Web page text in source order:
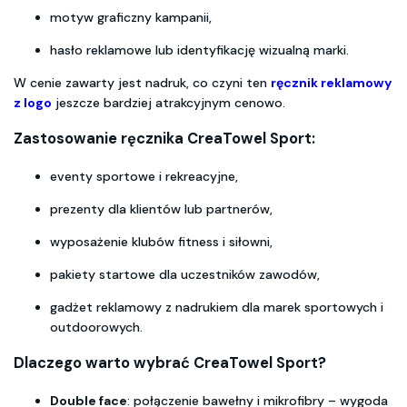
motyw graficzny kampanii,
hasło reklamowe lub identyfikację wizualną marki.
W cenie zawarty jest nadruk, co czyni ten ręcznik reklamowy
z logo jeszcze bardziej atrakcyjnym cenowo.
Zastosowanie ręcznika CreaTowel Sport:
eventy sportowe i rekreacyjne,
prezenty dla klientów lub partnerów,
wyposażenie klubów fitness i siłowni,
pakiety startowe dla uczestników zawodów,
gadżet reklamowy z nadrukiem dla marek sportowych i
outdoorowych.
Dlaczego warto wybrać CreaTowel Sport?
Double face: połączenie bawełny i mikrofibry – wygoda